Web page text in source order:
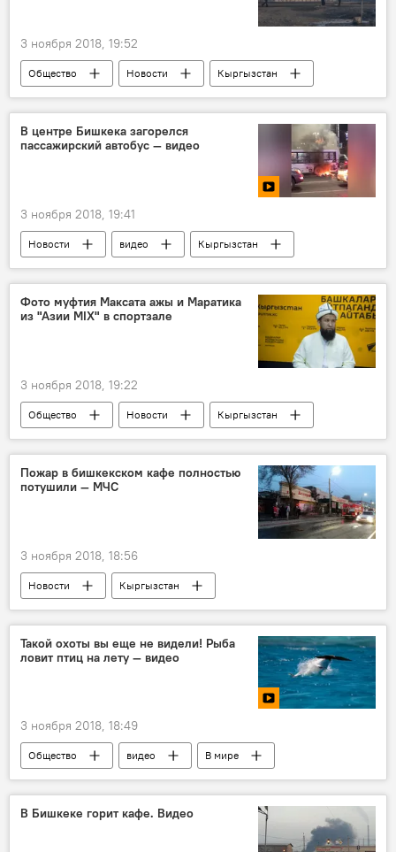
3 ноября 2018, 19:52
Общество Новости
Кыргызстан
прогноз погоды
погода в Кыргызстане
В центре Бишкека загорелся
пассажирский автобус — видео
3 ноября 2018, 19:41
Новости видео
Кыргызстан
Происшествия
Мультимедиа
Бишкек
автобус пожар
Фото муфтия Максата ажы и Маратика
из "Азии MIX" в спортзале
3 ноября 2018, 19:22
Общество Новости
Кыргызстан
Максат ажы Токтомушев
Пожар в бишкекском кафе полностью
потушили — МЧС
3 ноября 2018, 18:56
Новости
Кыргызстан
Происшествия
Бишкек
пожар
кафе
Такой охоты вы еще не видели! Рыба
ловит птиц на лету — видео
3 ноября 2018, 18:49
Общество видео
В мире
Мультимедиа
Видеоклуб
рыба
охота
Интересное из мира животных
В Бишкеке горит кафе. Видео